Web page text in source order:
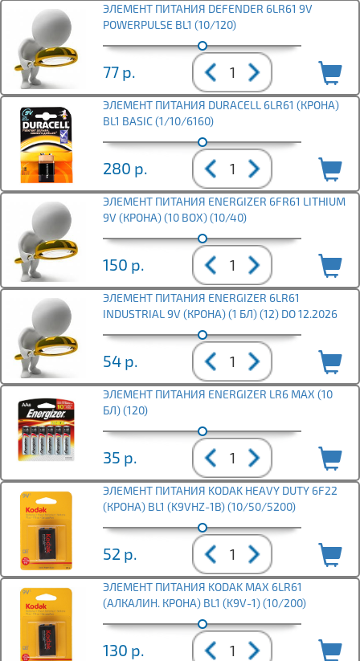
ЭЛЕМЕНТ ПИТАНИЯ DEFENDER 6LR61 9V
POWERPULSE BL1 (10/120)
77 р.
ЭЛЕМЕНТ ПИТАНИЯ DURACELL 6LR61 (КРОНА)
BL1 BASIC (1/10/6160)
280 р.
ЭЛЕМЕНТ ПИТАНИЯ ENERGIZER 6FR61 LITHIUM
9V (КРОНА) (10 BOX) (10/40)
150 р.
ЭЛЕМЕНТ ПИТАНИЯ ENERGIZER 6LR61
INDUSTRIAL 9V (КРОНА) (1 БЛ) (12) DO 12.2026
54 р.
ЭЛЕМЕНТ ПИТАНИЯ ENERGIZER LR6 MAX (10
БЛ) (120)
35 р.
ЭЛЕМЕНТ ПИТАНИЯ KODAK HEAVY DUTY 6F22
(КРОНА) BL1 (K9VHZ-1B) (10/50/5200)
52 р.
ЭЛЕМЕНТ ПИТАНИЯ KODAK MAX 6LR61
(АЛКАЛИН. КРОНА) BL1 (K9V-1) (10/200)
130 р.